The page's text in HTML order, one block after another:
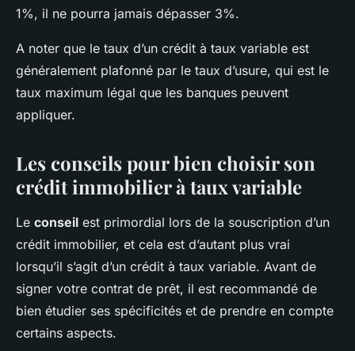
1%, il ne pourra jamais dépasser 3%.
A noter que le taux d’un crédit à taux variable est
généralement plafonné par le taux d’usure, qui est le
taux maximum légal que les banques peuvent
appliquer.
Les conseils pour bien choisir son
crédit immobilier à taux variable
Le conseil est primordial lors de la souscription d’un
crédit immobilier, et cela est d’autant plus vrai
lorsqu’il s’agit d’un crédit à taux variable. Avant de
signer votre contrat de prêt, il est recommandé de
bien étudier ses spécificités et de prendre en compte
certains aspects.